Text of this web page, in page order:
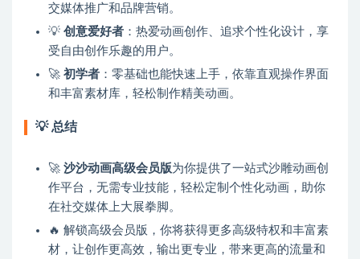
交媒体推广和品牌营销。
💡 创意爱好者 ：热爱动画创作、追求个性化设计，享
受自由创作乐趣的用户。
🚀 初学者 ：零基础也能快速上手，依靠直观操作界面
和丰富素材库，轻松制作精美动画。
💡总结
🚀 沙沙动画高级会员版为你提供了一站式沙雕动画创
作平台，无需专业技能，轻松定制个性化动画，助你
在社交媒体上大展拳脚。
🔥 解锁高级会员版，你将获得更多高级特权和丰富素
材，让创作更高效，输出更专业，带来更高的流量和